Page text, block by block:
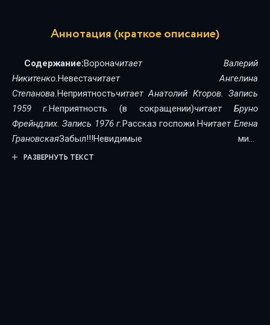
Аннотация (краткое описание)
Содержание:Вороначитает Валерий
Никитенко.Невестачитает Ангелина
Степанова.Неприятностьчитает Анатолий Кторов. Запись
1959 г.Неприятность (в сокращении)читает Бруно
Фрейндлих. Запись 1976 г.Рассказ госпожи Нчитает Елена
ГрановскаяЗабыл!!!Невидимые миру
слёзыВинтШуточкаХористкаНеосторожностьДрамаНа
РАЗВЕРНУТЬ ТЕКСТ